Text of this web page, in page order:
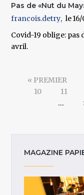
Pas de «Nut du
francois.detry
Covid-19 oblige: pas
avril.
« PREMIER
10
11
…
MAGAZINE